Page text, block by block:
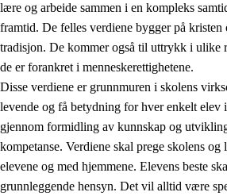
1. Opplæringens verdigrunnlag
1.1 Menneskeverdet
1.2 Identitet og kulturelt mangfold
1.3 Kritisk tenkning og etisk
1.4 Skaperglede, engasjement og
1.5 Respekt for naturen og
lære og arbeide sammen i en kompleks
framtid. De felles verdiene bygger på kristen
tradisjon. De kommer også til uttrykk i ulike
de er forankret i menneskerettighetene.
Disse verdiene er grunnmuren i skolens
levende og få betydning for hver enkelt elev
gjennom formidling av kunnskap og
kompetanse. Verdiene skal prege skolens og
elevene og med hjemmene. Elevens beste
grunnleggende hensyn. Det vil alltid være